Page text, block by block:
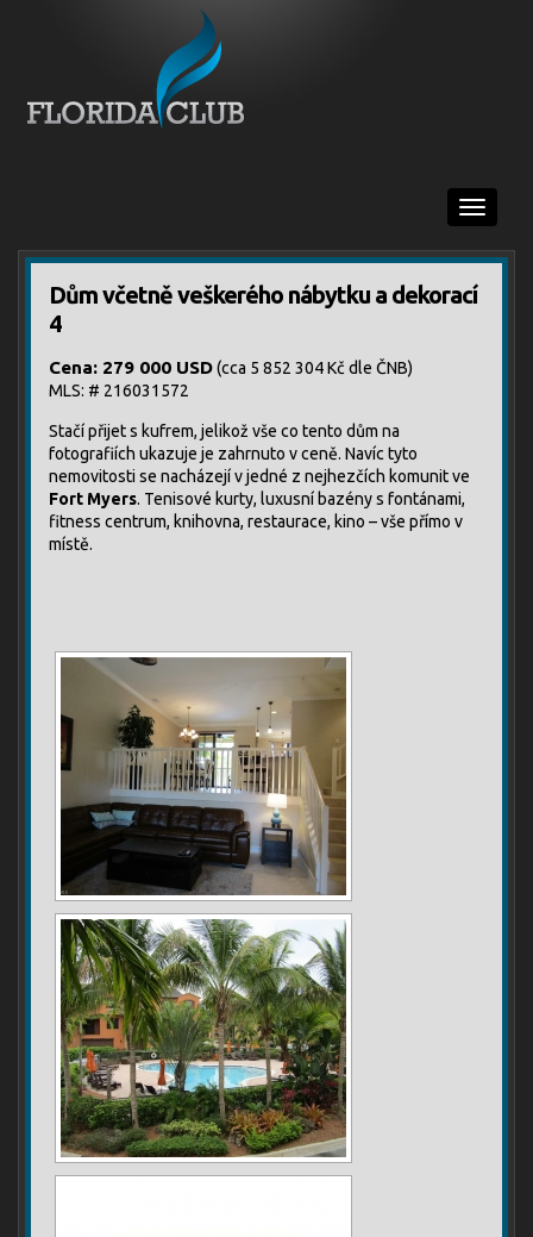
Menu
Dům včetně veškerého nábytku a dekorací
4
Cena: 279 000 USD(cca 5 852 304 Kč dle ČNB)
MLS: # 216031572
Stačí přijet s kufrem, jelikož vše co tento dům na
fotografiích ukazuje je zahrnuto v ceně. Navíc tyto
nemovitosti se nacházejí v jedné z nejhezčích komunit ve
Fort Myers. Tenisové kurty, luxusní bazény s fontánami,
fitness centrum, knihovna, restaurace, kino – vše přímo v
místě.